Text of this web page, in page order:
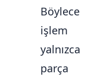
Böylece
işlem
yalnızca
parça